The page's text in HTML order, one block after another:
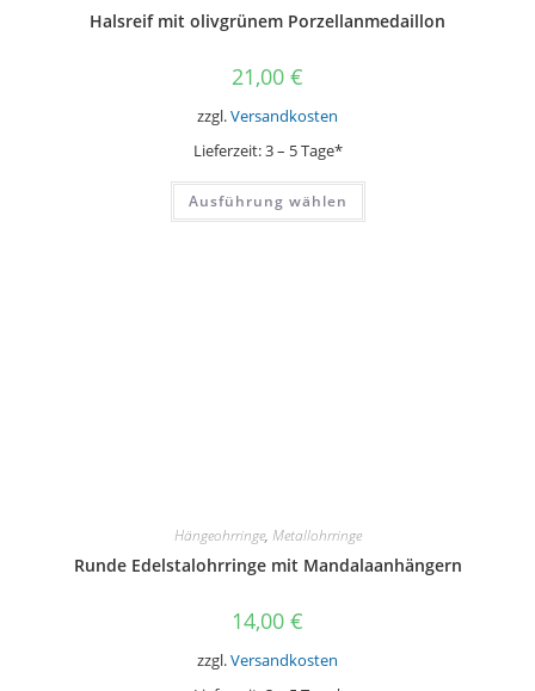
Halsreif mit olivgrünem Porzellanmedaillon
21,00 €
zzgl.Versandkosten
Lieferzeit:3 – 5 Tage*
Ausführung wählen
Dieses
weist
Hängeohrringe, Metallohrringe
Runde Edelstalohrringe mit Mandalaanhängern
14,00 €
zzgl.Versandkosten